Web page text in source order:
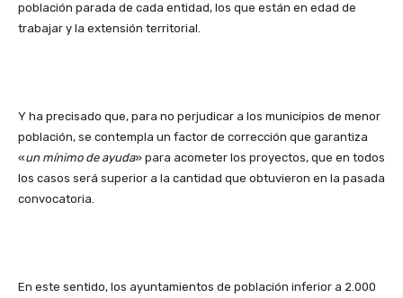
población parada de cada entidad, los que están en edad de
trabajar y la extensión territorial.
Y ha precisado que, para no perjudicar a los municipios de menor
población, se contempla un factor de corrección que garantiza
«un mínimo de ayuda» para acometer los proyectos, que en todos
los casos será superior a la cantidad que obtuvieron en la pasada
convocatoria.
En este sentido, los ayuntamientos de población inferior a 2.000